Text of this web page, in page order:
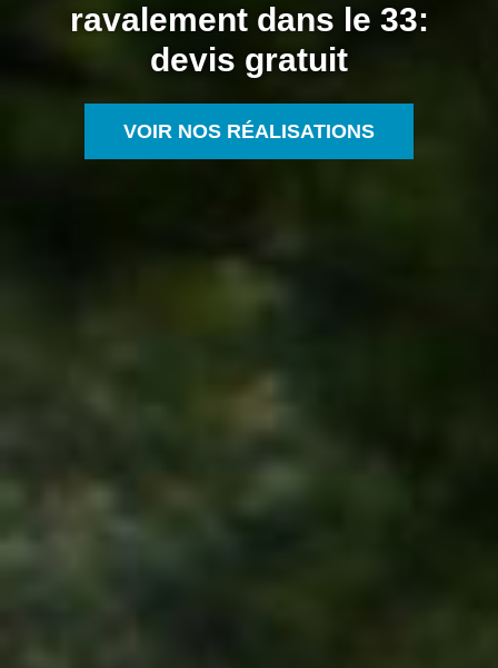
ravalement dans le 33:
devis gratuit
VOIR NOS RÉALISATIONS